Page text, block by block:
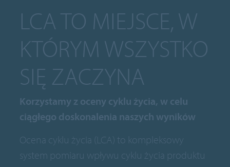
LCA TO MIEJSCE, W
KTÓRYM WSZYSTKO
SIĘ ZACZYNA
Korzystamy z oceny cyklu życia, w celu
ciągłego doskonalenia naszych wyników
Ocena cyklu życia (LCA) to kompleksowy
system pomiaru wpływu cyklu życia produktu